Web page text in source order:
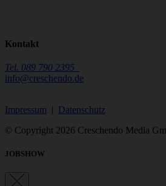
Kontakt
Tel. 089 790 2395
info@creschendo.de
Impressum | Datenschutz
© Copyright 2026 Creschendo Media
JOBSHOW